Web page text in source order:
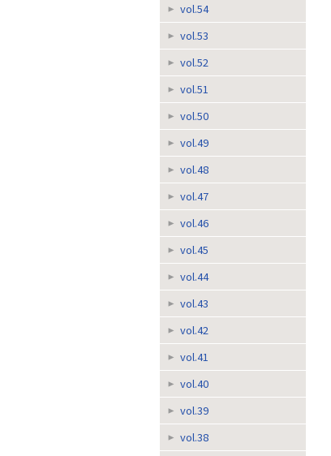
vol.54
vol.53
vol.52
vol.51
vol.50
vol.49
vol.48
vol.47
vol.46
vol.45
vol.44
vol.43
vol.42
vol.41
vol.40
vol.39
vol.38